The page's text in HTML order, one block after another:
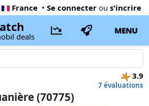
France • Se connecter ou s'incrire
deals
MENU
3.9
7 évaluations
(70775)